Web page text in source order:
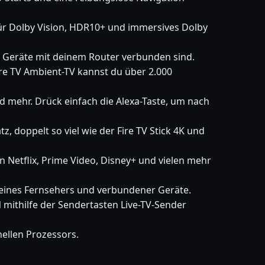
Vision, HDR10+ und immersives Dolby
mit deinem Router verbunden sind.
TV Ambient-TV kannst du über 2.000
Drück einfach die Alexa-Taste, um nach
doppelt so viel wie der Fire TV Stick 4K und
Netflix, Prime Video, Disney+ und vielen mehr
Fernsehers und verbundener Geräte.
der Sendertasten Live-TV-Sender
Prozessors.